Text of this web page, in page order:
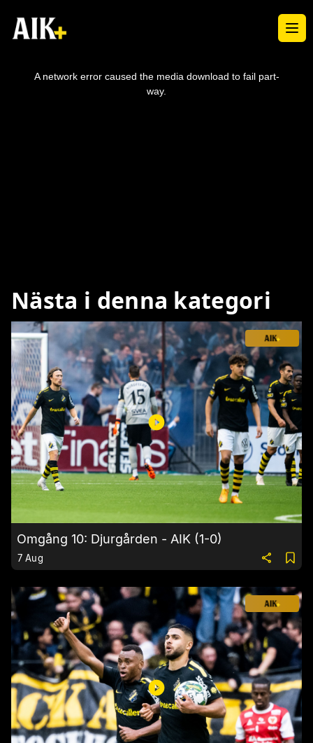
A network error caused the media download to fail part-
way.
Nästa i denna kategori
Omgång 10: Djurgården - AIK (1-0)
7 Aug